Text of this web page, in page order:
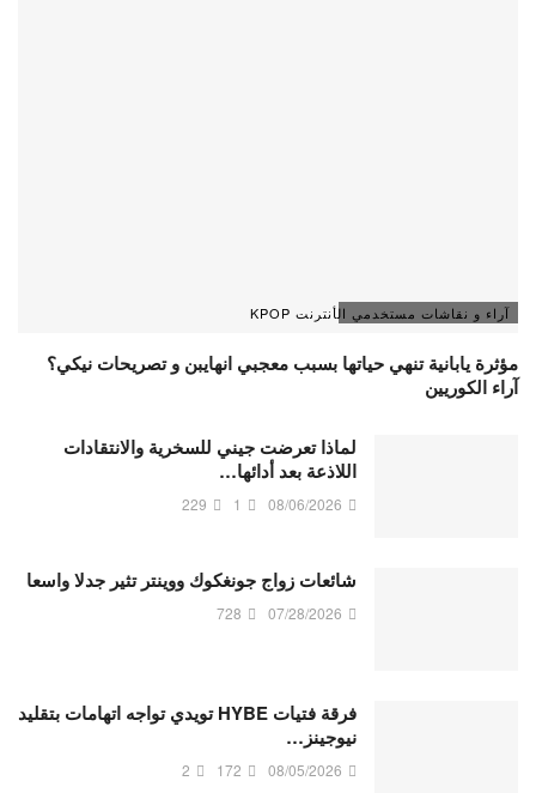
آراء و نقاشات مستخدمي الأنترنت KPOP
مؤثرة يابانية تنهي حياتها بسبب معجبي انهايبن و تصريحات نيكي؟
آراء الكوريين
لماذا تعرضت جيني للسخرية والانتقادات
اللاذعة بعد أدائها…
08/06/2026
1
229
شائعات زواج جونغكوك ووينتر تثير جدلا واسعا
07/28/2026
728
فرقة فتيات HYBE تويدي تواجه اتهامات بتقليد
نيوجينز…
08/05/2026
172
2